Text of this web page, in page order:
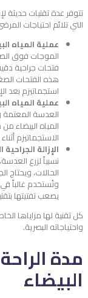
تتوفر عدة تقنيات حديثة
التي تلائم احتياجات
عملية المياه
الموجات فوق
فتحات جراحية
هذه الفتحات
استجماتيزم بعد
عملية المياه
العدسة المعتمة
المياه البيضاء
الاستجماتيزم
الإزالة
نسبياً لزرع
الحالات، ويحتاج
وتُستخدم غالباً
يصعب تفتيتها
كل تقنية لها مزاياها
واحتياجاته البصرية.
مدة
البيضاء